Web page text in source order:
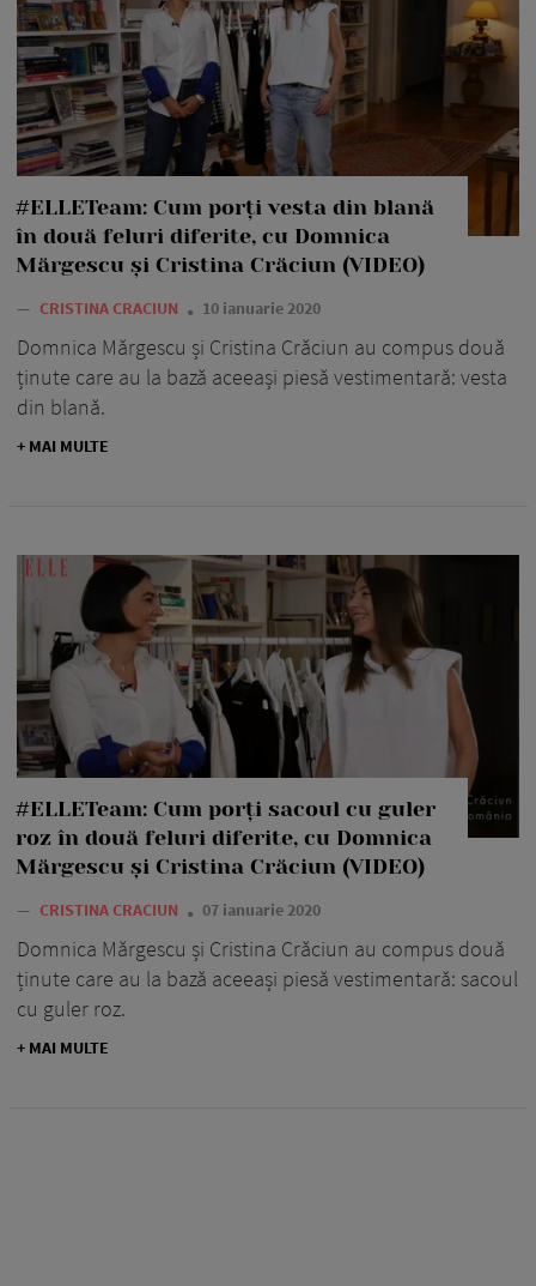
#ELLETeam: Cum porți vesta din blană
în două feluri diferite, cu Domnica
Mărgescu și Cristina Crăciun (VIDEO)
— CRISTINA CRACIUN 10 ianuarie 2020
Domnica Mărgescu și Cristina Crăciun au compus două
ținute care au la bază aceeași piesă vestimentară: vesta
din blană.
+ MAI MULTE
#ELLETeam: Cum porți sacoul cu guler
roz în două feluri diferite, cu Domnica
Mărgescu și Cristina Crăciun (VIDEO)
— CRISTINA CRACIUN 07 ianuarie 2020
Domnica Mărgescu și Cristina Crăciun au compus două
ținute care au la bază aceeași piesă vestimentară: sacoul
cu guler roz.
+ MAI MULTE